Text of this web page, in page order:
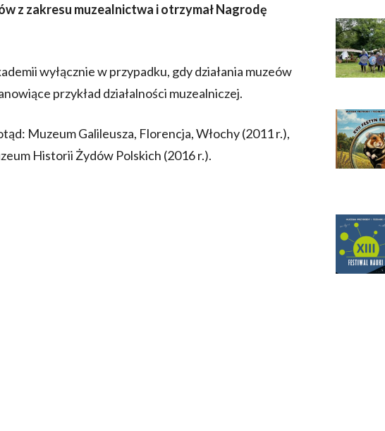
z zakresu muzealnictwa i otrzymał Nagrodę
wyłącznie w przypadku, gdy działania muzeów
przykład działalności muzealniczej.
Muzeum Galileusza, Florencja, Włochy (2011 r.),
Historii Żydów Polskich (2016 r.).